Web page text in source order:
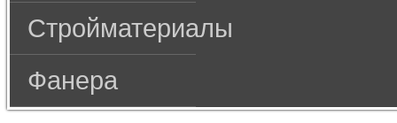
Стройматериалы
Фанера